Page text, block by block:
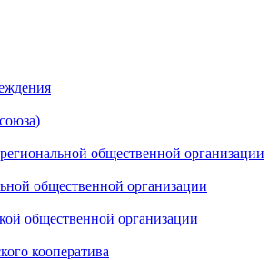
общественной организации
общественной организации
общественной организации
кооператива